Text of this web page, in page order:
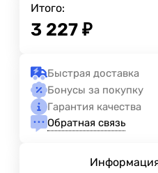
Итого:
3 227 ₽
Быстрая доставка
Бонусы за покупку
Гарантия качества
Обратная связь